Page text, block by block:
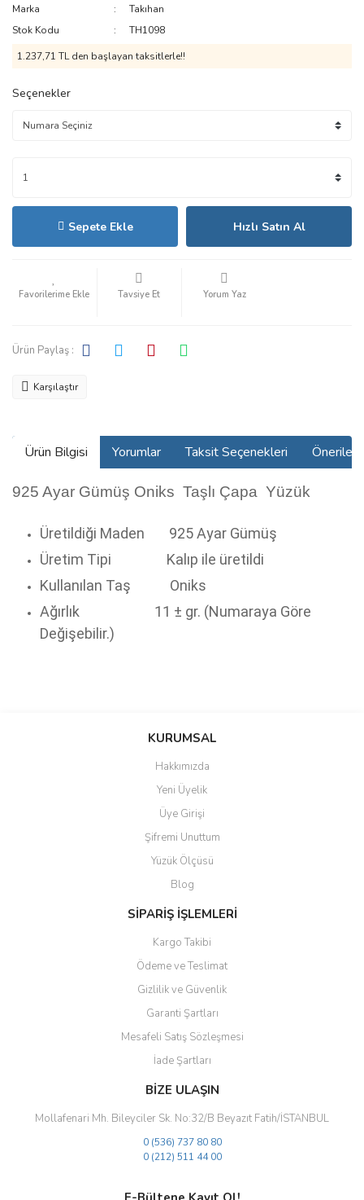
Marka
Takıhan
Stok Kodu
TH1098
1.237,71 TL den başlayan taksitlerle!!
Seçenekler
Sepete Ekle Hızlı Satın Al
Tavsiye Et Yorum Yaz
Ürün Paylaş :
Karşılaştır
Ürün Bilgisi Yorumlar Taksit Seçenekleri
925 Ayar Gümüş Oniks Taşlı Çapa Yüzük
Üretildiği Maden
925 Ayar Gümüş
Üretim Tipi Kalıp ile üretildi
Kullanılan Taş Oniks
Ağırlık 11 ± gr. (Numaraya Göre
Değişebilir.)
Bu ürüne ilk yorumu siz yapın!
Yorum Yaz
Ürün resmi kalitesiz, bozuk veya görüntülenemiyor.
Ürün açıklamasında eksik bilgiler bulunuyor.
Ürün bilgilerinde hatalar bulunuyor.
Ürün fiyatı diğer sitelerden daha pahalı.
Bu ürüne benzer farklı alternatifler olmalı.
Gönder
KURUMSAL
Hakkımızda
Yeni Üyelik
Üye Girişi
Şifremi Unuttum
Yüzük Ölçüsü
Blog
SİPARİŞ İŞLEMLERİ
Kargo Takibi
Ödeme ve Teslimat
Gizlilik ve Güvenlik
Garanti Şartları
Mesafeli Satış Sözleşmesi
İade Şartları
BİZE ULAŞIN
Mollafenari Mh. Bileyciler Sk. No:32/B Beyazıt Fatih/İSTANBUL
0 (536) 737 80 80
0 (212) 511 44 00